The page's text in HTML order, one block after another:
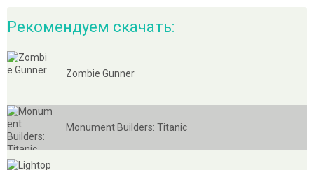
Рекомендуем скачать:
Zombie Gunner
Monument Builders: Titanic